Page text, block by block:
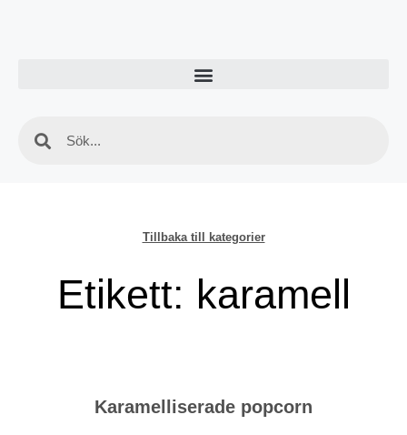
Tillbaka till kategorier
Etikett: karamell
Karamelliserade popcorn